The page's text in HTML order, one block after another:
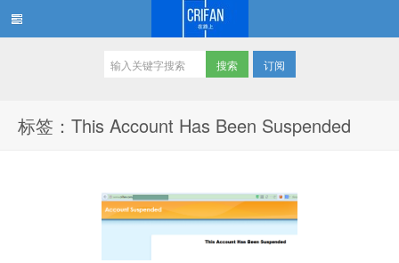
订阅
标签：This Account Has Been Suspended